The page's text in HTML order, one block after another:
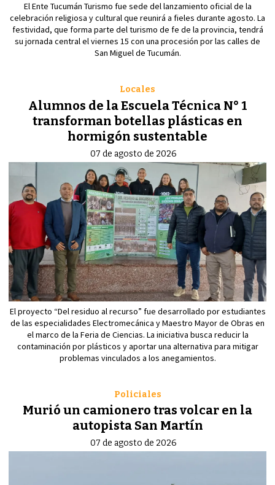
El Ente Tucumán Turismo fue sede del lanzamiento oficial de la
celebración religiosa y cultural que reunirá a fieles durante agosto. La
festividad, que forma parte del turismo de fe de la provincia, tendrá
su jornada central el viernes 15 con una procesión por las calles de
San Miguel de Tucumán.
Alumnos de la Escuela Técnica N° 1
transforman botellas plásticas en
hormigón sustentable
Locales
07 de agosto de 2026
El proyecto “Del residuo al recurso” fue desarrollado por estudiantes
de las especialidades Electromecánica y Maestro Mayor de Obras en
el marco de la Feria de Ciencias. La iniciativa busca reducir la
contaminación por plásticos y aportar una alternativa para mitigar
problemas vinculados a los anegamientos.
Murió un camionero tras volcar en la
autopista San Martín
Policiales
07 de agosto de 2026